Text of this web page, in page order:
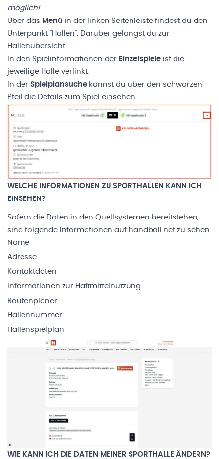
möglich!
Über das Menü in der linken Seitenleiste findest du den
Unterpunkt "Hallen". Darüber gelangst du zur
Hallenübersicht
In den Spielinformationen der Einzelspiele ist die
jeweilige Halle verlinkt.
In der Spielplansuche kannst du über den schwarzen
Pfeil die Details zum Spiel einsehen.
WELCHE INFORMATIONEN ZU SPORTHALLEN KANN ICH
EINSEHEN?
Sofern die Daten in den Quellsystemen bereitstehen,
sind folgende Informationen auf handball.net zu sehen:
Name
Adresse
Kontaktdaten
Informationen zur Haftmittelnutzung
Routenplaner
Hallennummer
Hallenspielplan
WIE KANN ICH DIE DATEN MEINER SPORTHALLE ÄNDERN?